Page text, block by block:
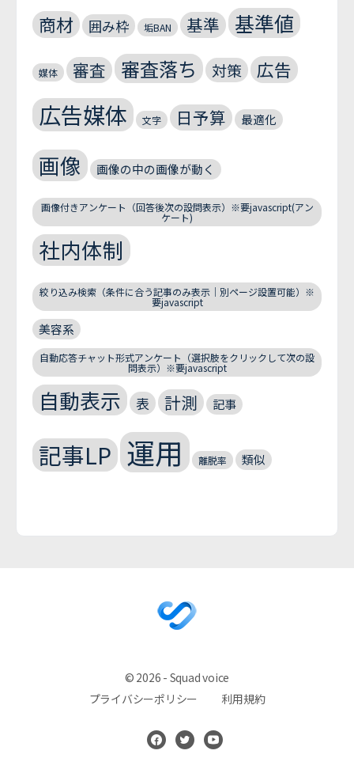
商材 囲み枠 垢BAN 基準 基準値
媒体 審査 審査落ち 対策 広告
広告媒体 文字 日予算 最適化
画像 画像の中の画像が動く
画像付きアンケート（回答後次の設問表示）※要javascript(アン
ケート)
社内体制
絞り込み検索（条件に合う記事のみ表示｜別ページ設置可能）※
要javascript
美容系
自動応答チャット形式アンケート（選択肢をクリックして次の設
問表示）※要javascript
自動表示 表 計測 記事
記事LP 運用 離脱率 類似
© 2026 - Squad voice
プライバシーポリシー
利用規約